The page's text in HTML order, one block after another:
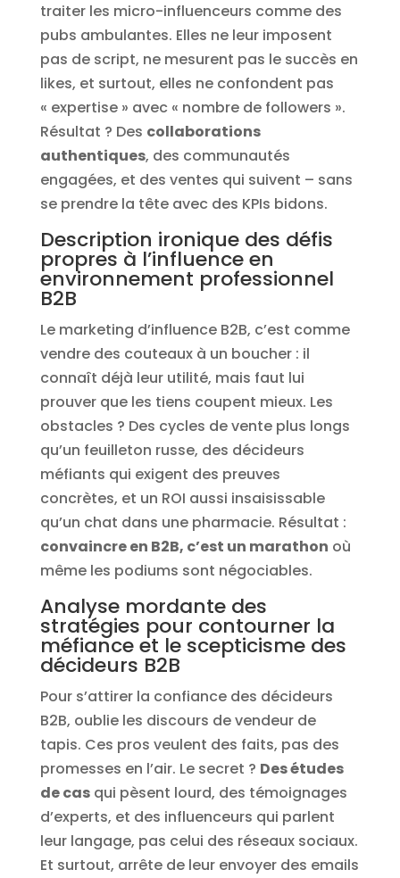
traiter les micro-influenceurs comme des
pubs ambulantes. Elles ne leur imposent
pas de script, ne mesurent pas le succès en
likes, et surtout, elles ne confondent pas
« expertise » avec « nombre de followers ».
Résultat ? Des collaborations
authentiques, des communautés
engagées, et des ventes qui suivent – sans
se prendre la tête avec des KPIs bidons.
Description ironique des défis
propres à l’influence en
environnement professionnel
B2B
Le marketing d’influence B2B, c’est comme
vendre des couteaux à un boucher : il
connaît déjà leur utilité, mais faut lui
prouver que les tiens coupent mieux. Les
obstacles ? Des cycles de vente plus longs
qu’un feuilleton russe, des décideurs
méfiants qui exigent des preuves
concrètes, et un ROI aussi insaisissable
qu’un chat dans une pharmacie. Résultat :
convaincre en B2B, c’est un marathon où
même les podiums sont négociables.
Analyse mordante des
stratégies pour contourner la
méfiance et le scepticisme des
décideurs B2B
Pour s’attirer la confiance des décideurs
B2B, oublie les discours de vendeur de
tapis. Ces pros veulent des faits, pas des
promesses en l’air. Le secret ? Des études
de casqui pèsent lourd, des témoignages
d’experts, et des influenceurs qui parlent
leur langage, pas celui des réseaux sociaux.
Et surtout, arrête de leur envoyer des emails